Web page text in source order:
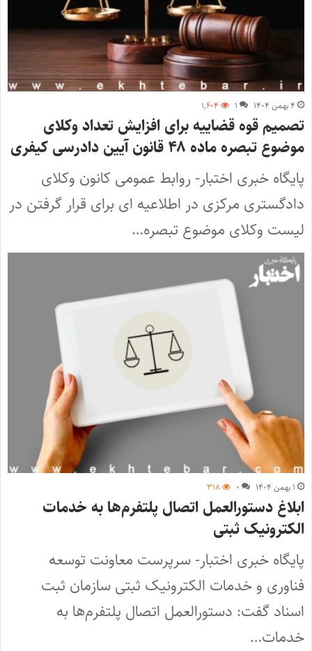
۴ بهمن ۱۴۰۴ ۱ ۱,۶۰۴
تصمیم قوه قضاییه برای افزایش تعداد وکلای
موضوع تبصره ماده ۴۸ قانون آیین دادرسی کیفری
پایگاه خبری اختبار- روابط عمومی کانون وکلای
دادگستری مرکزی در اطلاعیه ای برای قرار گرفتن در
لیست وکلای موضوع تبصره…
۱ بهمن ۱۴۰۴ ۰ ۳۱۸
ابلاغ دستورالعمل اتصال پلتفرم‌ها به خدمات
الکترونیک ثبتی
پایگاه خبری اختبار- سرپرست معاونت توسعه
فناوری و خدمات الکترونیک ثبتی سازمان ثبت
اسناد گفت: دستورالعمل اتصال پلتفرم‌ها به
خدمات…